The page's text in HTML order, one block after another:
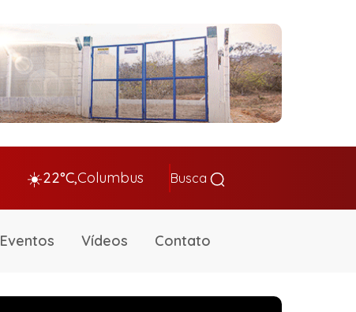
☀️22°C,Columbus Busca
Eventos Vídeos Contato